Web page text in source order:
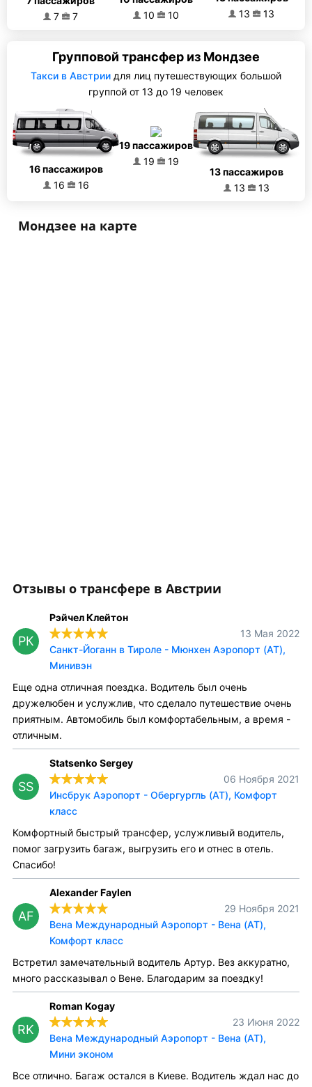
7
7
10
10
13
13
Групповой трансфер из Мондзее
Такси в Австрии для лиц путешествующих большой
группой от 13 до 19 человек
16 пассажиров
16
16
19 пассажиров
19
19
13 пассажиров
13
13
Мондзее на карте
Отзывы о трансфере в Австрии
РК
Рэйчел Клейтон
13 Мая 2022
Санкт-Йоганн в Тироле - Мюнхен Аэропорт (AT),
Минивэн
Еще одна отличная поездка. Водитель был очень
дружелюбен и услужлив, что сделало путешествие очень
приятным. Автомобиль был комфортабельным, а время -
отличным.
SS
Statsenko Sergey
06 Ноября 2021
Инсбрук Аэропорт - Обергургль (AT), Комфорт
класс
Комфортный быстрый трансфер, услужливый водитель,
помог загрузить багаж, выгрузить его и отнес в отель.
Спасибо!
AF
Alexander Faylen
29 Ноября 2021
Вена Международный Аэропорт - Вена (AT),
Комфорт класс
Встретил замечательный водитель Артур. Вез аккуратно,
много рассказывал о Вене. Благодарим за поездку!
RK
Roman Kogay
23 Июня 2022
Вена Международный Аэропорт - Вена (AT),
Мини эконом
Все отлично. Багаж остался в Киеве. Водитель ждал нас до